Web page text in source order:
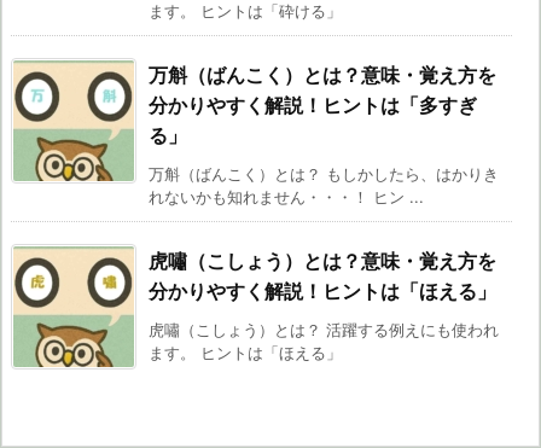
ます。 ヒントは「砕ける」
万斛（ばんこく）とは？意味・覚え方を
分かりやすく解説！ヒントは「多すぎ
る」
万斛（ばんこく）とは？ もしかしたら、はかりき
れないかも知れません・・・！ ヒン ...
虎嘯（こしょう）とは？意味・覚え方を
分かりやすく解説！ヒントは「ほえる」
虎嘯（こしょう）とは？ 活躍する例えにも使われ
ます。 ヒントは「ほえる」